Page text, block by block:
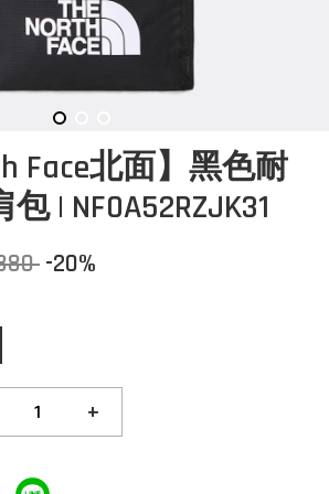
Face北面】黑色耐
| NF0A52RZJK31
-20%
+